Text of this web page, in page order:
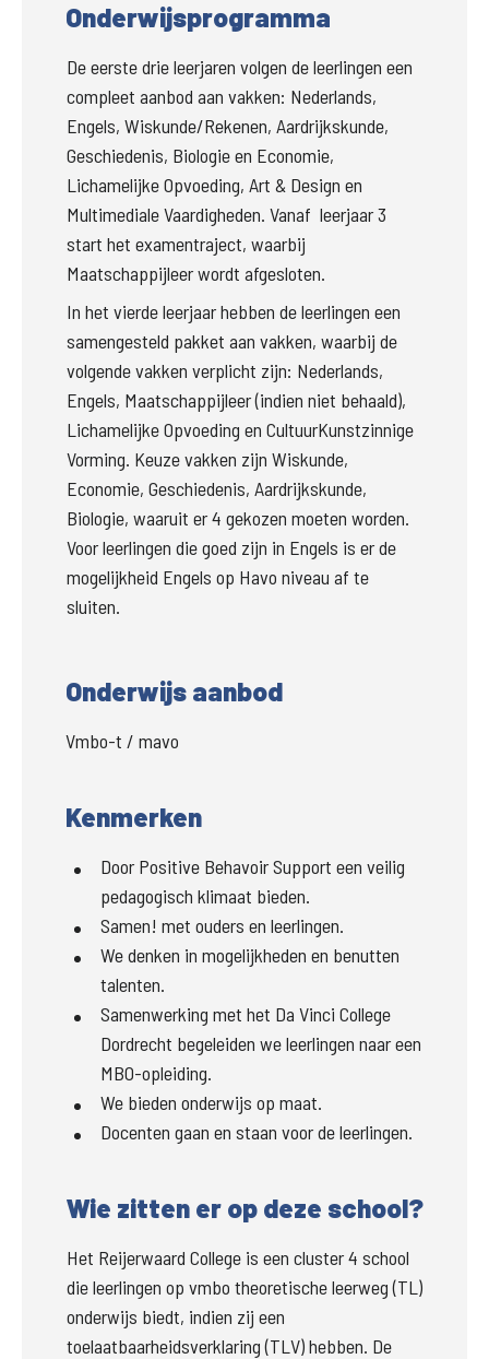
Onderwijsprogramma
De eerste drie leerjaren volgen de leerlingen een
compleet aanbod aan vakken: Nederlands,
Engels, Wiskunde/Rekenen, Aardrijkskunde,
Geschiedenis, Biologie en Economie,
Lichamelijke Opvoeding, Art & Design en
Multimediale Vaardigheden. Vanaf  leerjaar 3
start het examentraject, waarbij
Maatschappijleer wordt afgesloten.
In het vierde leerjaar hebben de leerlingen een
samengesteld pakket aan vakken, waarbij de
volgende vakken verplicht zijn: Nederlands,
Engels, Maatschappijleer (indien niet behaald),
Lichamelijke Opvoeding en CultuurKunstzinnige
Vorming. Keuze vakken zijn Wiskunde,
Economie, Geschiedenis, Aardrijkskunde,
Biologie, waaruit er 4 gekozen moeten worden.
Voor leerlingen die goed zijn in Engels is er de
mogelijkheid Engels op Havo niveau af te
sluiten.
Onderwijs aanbod
Vmbo-t / mavo
Kenmerken
Door Positive Behavoir Support een veilig
pedagogisch klimaat bieden.
Samen! met ouders en leerlingen.
We denken in mogelijkheden en benutten
talenten.
Samenwerking met het Da Vinci College
Dordrecht begeleiden we leerlingen naar een
MBO-opleiding.
We bieden onderwijs op maat.
Docenten gaan en staan voor de leerlingen.
Wie zitten er op deze school?
Het Reijerwaard College is een cluster 4 school
die leerlingen op vmbo theoretische leerweg (TL)
onderwijs biedt, indien zij een
toelaatbaarheidsverklaring (TLV) hebben. De